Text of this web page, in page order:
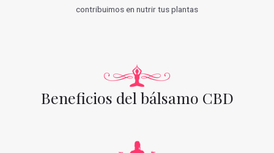
contribuimos en nutrir tus plantas
Beneficios del bálsamo CBD